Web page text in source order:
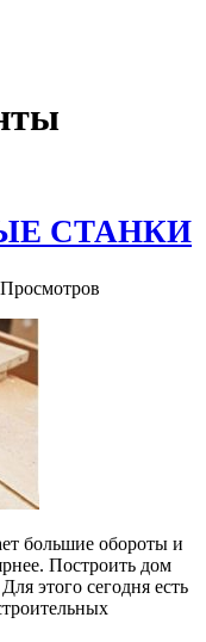
СТАНКИ
большие обороты и
Построить дом
этого сегодня есть